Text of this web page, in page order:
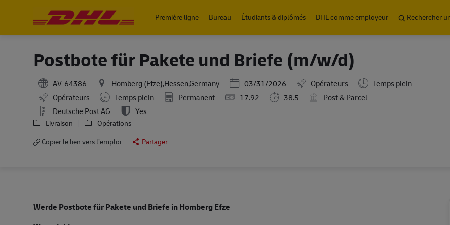
Première ligne
Bureau Étudiants & diplômés DHL comme employeur Rechercher
Postbote für Pakete und Briefe (m/w/d)
AV-64386 Homberg (Efze),Hessen,Germany Posted Date
03/31/2026 Opérateurs
Temps plein
Opérateurs
Working Hours
Temps plein Permanent 17.92 38.5
Post & Parcel
Deutsche Post AG
Yes
Livraison
Opérations
Copier le lien vers l’emploi
Partager
Werde Postbote für Pakete und Briefe in Homberg Efze